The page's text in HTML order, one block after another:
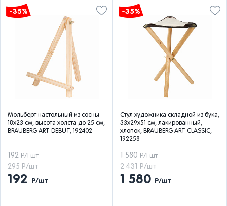
-35%
Мольберт настольный из сосны
18х23 см, высота холста до 25 см,
BRAUBERG ART DEBUT, 192402
192 Р/1 шт
295 Р/шт
192 Р/шт
-35%
Стул художника складной из бука,
33х29х51 см, лакированный,
хлопок, BRAUBERG ART CLASSIC,
192258
1 580 Р/1 шт
2 431 Р/шт
1 580 Р/шт